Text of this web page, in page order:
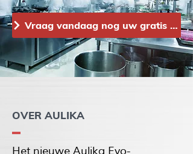
Vraag vandaag nog uw gratis offerte aan
OVER AULIKA
Het nieuwe Aulika Evo-